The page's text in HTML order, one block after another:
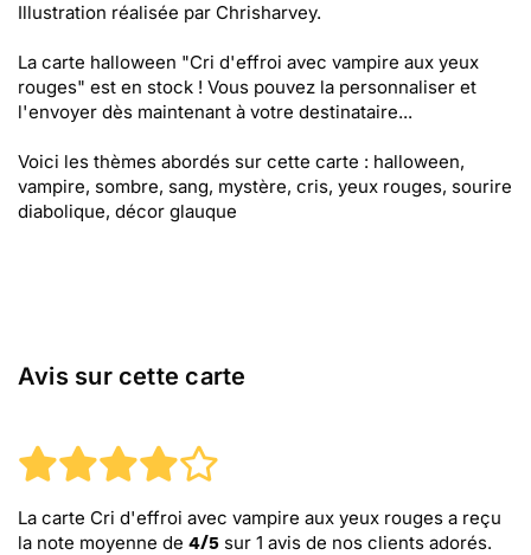
Illustration réalisée par Chrisharvey.
La carte halloween "Cri d'effroi avec vampire aux yeux
rouges" est en stock ! Vous pouvez la personnaliser et
l'envoyer dès maintenant à votre destinataire...
Voici les thèmes abordés sur cette carte : halloween,
vampire, sombre, sang, mystère, cris, yeux rouges, sourire
diabolique, décor glauque
Avis sur cette carte
La carte Cri d'effroi avec vampire aux yeux rouges a reçu
la note moyenne de 4/5 sur 1 avis de nos clients adorés.